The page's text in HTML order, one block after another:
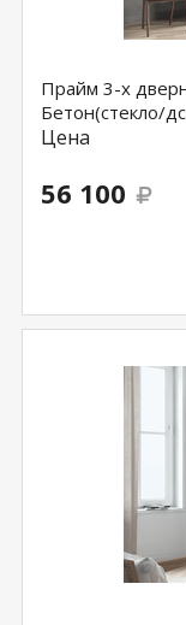
Прайм 3-х
Бетон(стекло/
Цена
56 100